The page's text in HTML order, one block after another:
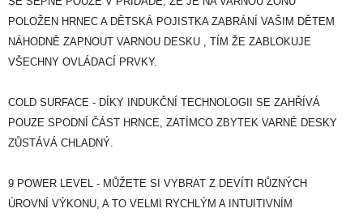
POLOŽEN HRNEC A DĚTSKÁ POJISTKA ZABRÁNÍ VAŠIM DĚTEM
NÁHODNĚ ZAPNOUT VARNOU DESKU , TÍM ŽE ZABLOKUJE
VŠECHNY OVLÁDACÍ PRVKY.
COLD SURFACE - DÍKY INDUKČNÍ TECHNOLOGII SE ZAHŘÍVÁ
POUZE SPODNÍ ČÁST HRNCE, ZATÍMCO ZBYTEK VARNÉ DESKY
ZŮSTÁVÁ CHLADNÝ.
9 POWER LEVEL - MŮŽETE SI VYBRAT Z DEVÍTI RŮZNÝCH
ÚROVNÍ VÝKONU, A TO VELMI RYCHLÝM A INTUITIVNÍM